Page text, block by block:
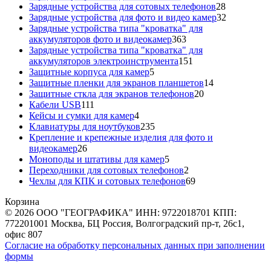
товаров
Зарядные устройства для сотовых телефонов2828
товаров
Зарядные устройства для фото и видео камер32
Зарядные устройства типа "кроватка" для
аккумуляторов фото и видеокамер363363
товара
Зарядные устройства типа "кроватка" для
аккумуляторов электроинструмента151
Защитные корпуса для камер55
товаров
Защитные пленки для экранов планшетов1414
Защитные сткла для экранов телефонов2020
Кабели USB111
товаров
Кейсы и сумки для камер44
товара
Клавиатуры для ноутбуков235235
товаров
Крепление и крепежные изделия для фото и
видеокамер2626
товаров
Моноподы и штативы для камер55
товаров
Переходники для сотовых телефонов2
товара
Чехлы для КПК и сотовых телефонов6969
Корзина
© 2026 ООО "ГЕОГРАФИКА" ИНН: 9722018701 КПП:
772201001 Москва, БЦ Россия, Волгоградский пр-т, 26с1,
офис 807
Согласие на обработку персональных данных при заполнении
формы